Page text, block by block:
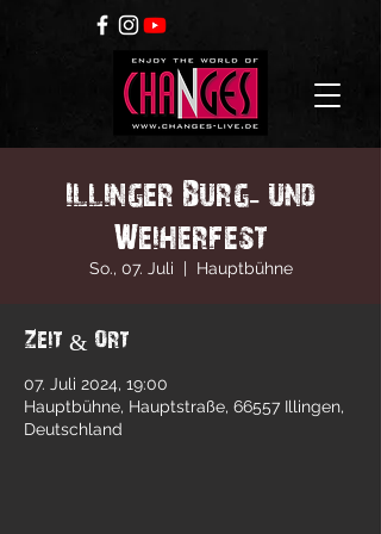
Illinger Burg- und
Weiherfest
So., 07. Juli
  |
Hauptbühne
Zeit & Ort
07. Juli 2024, 19:00
Hauptbühne, Hauptstraße, 66557 Illingen,
Deutschland